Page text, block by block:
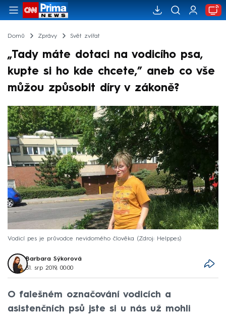
Domů Zprávy Svět zvířat
„Tady máte dotaci na vodicího psa,
kupte si ho kde chcete,” aneb co vše
můžou způsobit díry v zákoně?
Vodicí pes je průvodce nevidomého člověka Zdroj: Helppes
Barbara Sýkorová
31. srp 2019, 00:00
O falešném označování vodicích a
asistenčních psů jste si u nás už mohli